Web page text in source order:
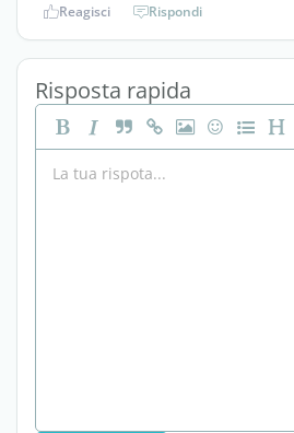
Reagisci Rispondi
Risposta rapida